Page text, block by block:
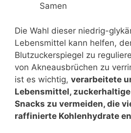
Samen
Die Wahl dieser niedrig-
Lebensmittel kann helfen,
Blutzuckerspiegel zu
von Akneausbrüchen zu
ist es wichtig, verarbeitete
Lebensmittel,
Snacks zu vermeiden, die
raffinierte Kohlenhydrate